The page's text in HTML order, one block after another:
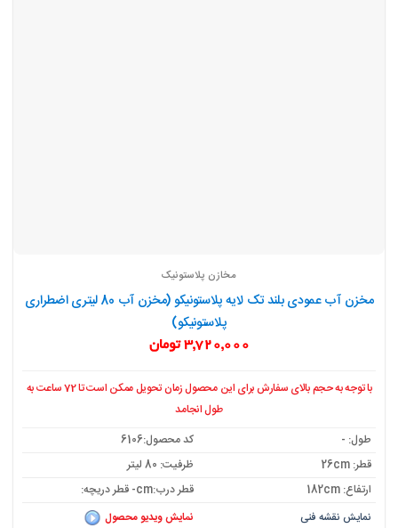
مخازن پلاستونیک
مخزن آب عمودی بلند تک لایه پلاستونیکو (مخزن آب 80 لیتری اضطراری
پلاستونیکو)
3,720,000 تومان
با توجه به حجم بالای سفارش برای این محصول زمان تحویل ممکن است تا 72 ساعت به
طول انجامد
طول: -
کد محصول:6106
قطر: 26cm
ظرفیت: 80 لیتر
ارتفاع: 182cm
قطر درب:cm- قطر دریچه:
نمایش نقشه فنی نمایش ویدیو محصول